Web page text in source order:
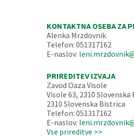
KONTAKTNA OSEBA ZA
Alenka Mrzdovnik
Telefon: 051317162
E-naslov:
PRIREDITEV IZVAJA
Zavod Oaza Visole
Visole 63, 2310 Slovenska
2310 Slovenska Bistrica
Telefon: 051317162
E-naslov:
Vse prireditve >>